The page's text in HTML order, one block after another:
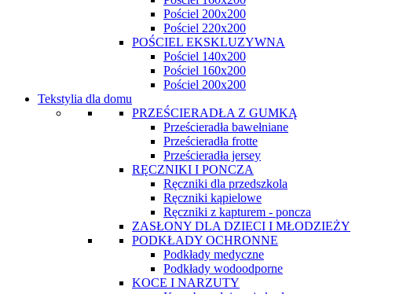
Pościel 200x200
Pościel 220x200
POŚCIEL EKSKLUZYWNA
Pościel 140x200
Pościel 160x200
Pościel 200x200
Tekstylia dla domu
PRZEŚCIERADŁA Z GUMKĄ
Prześcieradła bawełniane
Prześcieradła frotte
Prześcieradła jersey
RĘCZNIKI I PONCZA
Ręczniki dla przedszkola
Ręczniki kąpielowe
Ręczniki z kapturem - poncza
ZASŁONY DLA DZIECI I MŁODZIEŻY
PODKŁADY OCHRONNE
Podkłady medyczne
Podkłady wodoodporne
KOCE I NARZUTY